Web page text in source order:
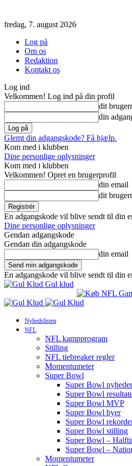
fredag, 7. august 2026
Log på
Om os
Redaktion
Kontakt os
Log ind
Velkommen! Log ind på din profil
dit
din
Glemt din adgangskode? Få hjælp.
Kom med i klubben
Dine personlige oplysninger
Kom med i klubben
Velkommen! Opret en brugerprofil
din email
dit
En adgangskode vil blive sendt til din
Dine personlige oplysninger
Gendan adgangskode
Gendan din adgangskode
din email
En adgangskode vil blive sendt til din
Gul klud
Nyhedslisten
NFL
NFL kampprogram
Stilling
NFL tiebreaker regler
Momentumeter
Super Bowl
Super Bowl nyheder
Super Bowl
Super Bowl MVP
Super Bowl byer
Super Bowl
Super Bowl stilling
Super Bowl –
Super Bowl –
Momentumeter